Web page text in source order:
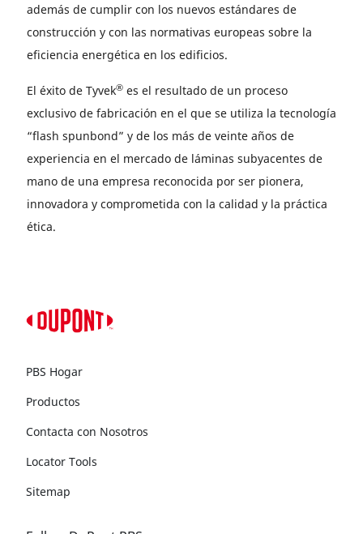
además de cumplir con los nuevos estándares de
construcción y con las normativas europeas sobre la
eficiencia energética en los edificios.
El éxito de Tyvek® es el resultado de un proceso
exclusivo de fabricación en el que se utiliza la tecnología
“flash spunbond” y de los más de veinte años de
experiencia en el mercado de láminas subyacentes de
mano de una empresa reconocida por ser pionera,
innovadora y comprometida con la calidad y la práctica
ética.
PBS Hogar
Productos
Contacta con Nosotros
Locator Tools
Sitemap